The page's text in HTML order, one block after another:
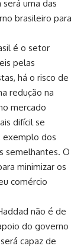
uma das
brasileiro para
é o setor
pelas
há o risco de
redução na
mercado
difícil se
exemplo dos
semelhantes. O
minimizar os
comércio
não é de
do governo
capaz de